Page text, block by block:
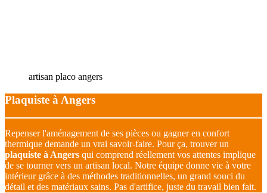
artisan placo angers
Plaquiste à Angers
Repenser l'aménagement de ses pièces ou gagner en confort
thermique demande un vrai savoir-faire. Pour ça, trouver un
plaquiste à Angers qui comprend réellement vos attentes implique
de se tourner vers un artisan local. Notre équipe donne vie à votre
intérieur grâce à des méthodes traditionnelles, un grand souci du
détail et des matériaux sains. Pas d'artifice, juste du travail bien fait.